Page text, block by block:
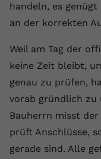
handeln, es
an der korrekten
Weil am Tag der
keine Zeit bleibt,
genau zu prüfen,
vorab gründlich zu
Bauherrn misst
prüft Anschlüsse,
gerade sind. Alle
Laufzeit
Zweck